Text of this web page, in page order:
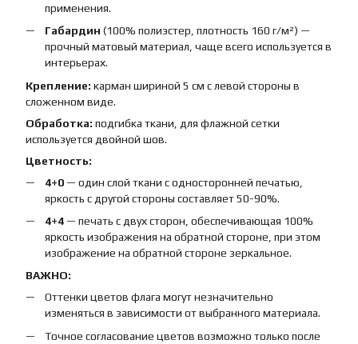
применения.
Габардин (100% полиэстер, плотность 160 г/м²) —
прочный матовый материал, чаще всего используется в
интерьерах.
Крепление: карман шириной 5 см с левой стороны в
сложенном виде.
Обработка: подгибка ткани, для флажной сетки
используется двойной шов.
Цветность:
4+0 — один слой ткани с односторонней печатью,
яркость с другой стороны составляет 50-90%.
4+4 — печать с двух сторон, обеспечивающая 100%
яркость изображения на обратной стороне, при этом
изображение на обратной стороне зеркальное.
ВАЖНО:
Оттенки цветов флага могут незначительно
изменяться в зависимости от выбранного материала.
Точное согласование цветов возможно только после